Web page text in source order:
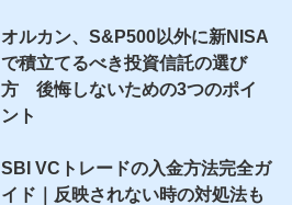
オルカン、S&P500以外に新NISA
で積立てるべき投資信託の選び
方 後悔しないための3つのポイ
ント
SBI VCトレードの入金方法完全ガ
イド｜反映されない時の対処法も